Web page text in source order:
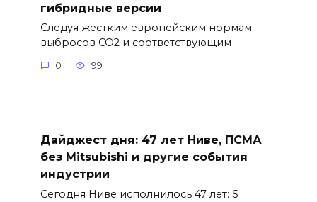
гибридные версии
Следуя жестким европейским нормам
выбросов CO2 и соответствующим
0 99
Дайджест дня: 47 лет Ниве, ПСМА
без Mitsubishi и другие события
индустрии
Сегодня Ниве исполнилось 47 лет: 5